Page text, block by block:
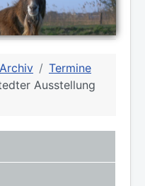
Archiv
Termine
Ausstellung